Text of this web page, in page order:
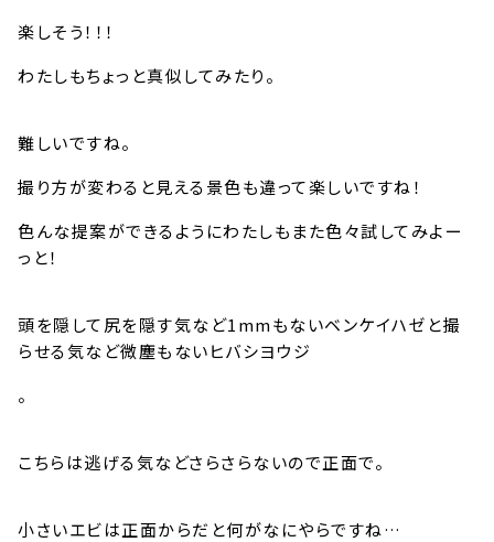
楽しそう！！！
わたしもちょっと真似してみたり。
難しいですね。
撮り方が変わると見える景色も違って楽しいですね！
色んな提案ができるようにわたしもまた色々試してみよー
っと！
頭を隠して尻を隠す気など1mmもないベンケイハゼと撮
らせる気など微塵もないヒバシヨウジ
。
こちらは逃げる気などさらさらないので正面で。
小さいエビは正面からだと何がなにやらですね…